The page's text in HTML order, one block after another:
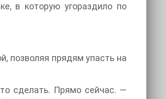
в которую угораздило по
позволяя прядям упасть на
сделать. Прямо сейчас. —